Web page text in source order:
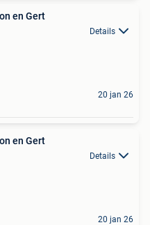
en Gert
Details
20 jan 26
en Gert
Details
20 jan 26